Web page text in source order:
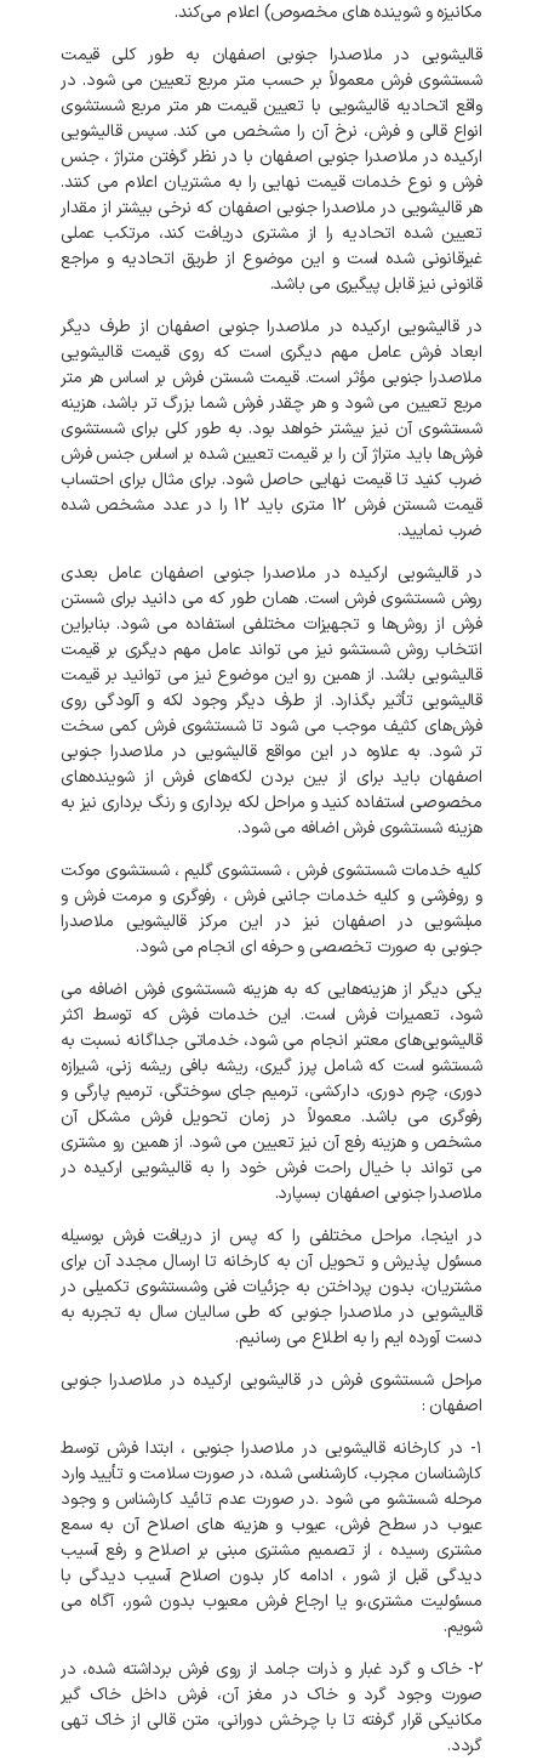
مکانیزه و شوینده‌ های مخصوص) اعلام می‌کند.
قالیشویی در ملاصدرا جنوبی اصفهان به طور کلی قیمت
شستشوی فرش معمولاً بر حسب متر مربع تعیین می شود. در
واقع اتحادیه قالیشویی با تعیین قیمت هر متر مربع شستشوی
انواع قالی و فرش، نرخ آن را مشخص می کند. سپس قالیشویی
ارکیده در ملاصدرا جنوبی اصفهان با در نظر گرفتن متراژ ، جنس
فرش و نوع خدمات قیمت نهایی را به مشتریان اعلام می کنند.
هر قالیشویی در ملاصدرا جنوبی اصفهان که نرخی بیشتر از مقدار
تعیین شده اتحادیه را از مشتری دریافت کند، مرتکب عملی
غیرقانونی شده است و این موضوع از طریق اتحادیه و مراجع
قانونی نیز قابل پیگیری می باشد.
در قالیشویی ارکیده در ملاصدرا جنوبی اصفهان از طرف دیگر
ابعاد فرش عامل مهم دیگری است که روی قیمت قالیشویی
ملاصدرا جنوبی مؤثر است. قیمت شستن فرش بر اساس هر متر
مربع تعیین می شود و هر چقدر فرش شما بزرگ تر باشد، هزینه
شستشوی آن نیز بیشتر خواهد بود. به طور کلی برای شستشوی
فرش‌ها باید متراژ آن را بر قیمت تعیین شده بر اساس جنس فرش
ضرب کنید تا قیمت نهایی حاصل شود. برای مثال برای احتساب
قیمت شستن فرش 12 متری باید 12 را در عدد مشخص شده
ضرب نمایید.
در قالیشویی ارکیده در ملاصدرا جنوبی اصفهان عامل بعدی
روش شستشوی فرش است. همان طور که می دانید برای شستن
فرش از روش‌ها و تجهیزات مختلفی استفاده می شود. بنابراین
انتخاب روش شستشو نیز می تواند عامل مهم دیگری بر قیمت
قالیشویی باشد. از همین رو این موضوع نیز می توانید بر قیمت
قالیشویی تأثیر بگذارد. از طرف دیگر وجود لکه و آلودگی روی
فرش‌های کثیف موجب می شود تا شستشوی فرش کمی سخت
تر شود. به علاوه در این مواقع قالیشویی در ملاصدرا جنوبی
اصفهان باید برای از بین بردن لکه‌های فرش از شوینده‌های
مخصوصی استفاده کنید و مراحل لکه برداری و رنگ برداری نیز به
هزینه شستشوی فرش اضافه می شود.
کلیه خدمات شستشوی فرش ، شستشوی گلیم ، شستشوی موکت
و روفرشی و کلیه خدمات جانبی فرش ، رفوگری و مرمت فرش و
مبلشویی در اصفهان نیز در این مرکز قالیشویی ملاصدرا
جنوبی به صورت تخصصی و حرفه ای انجام می شود.
یکی دیگر از هزینه‌هایی که به هزینه شستشوی فرش اضافه می
شود، تعمیرات فرش است. این خدمات فرش که توسط اکثر
قالیشویی‌های معتبر انجام می شود، خدماتی جداگانه نسبت به
شستشو است که شامل پرز گیری، ریشه بافی ریشه زنی، شیرازه
دوری، چرم دوری، دارکشی، ترمیم جای سوختگی، ترمیم پارگی و
رفوگری می باشد. معمولاً در زمان تحویل فرش مشکل آن
مشخص و هزینه رفع آن نیز تعیین می شود. از همین رو مشتری
می تواند با خیال راحت فرش خود را به قالیشویی ارکیده در
ملاصدرا جنوبی اصفهان بسپارد.
در اینجا، مراحل مختلفی را که پس از دریافت فرش بوسیله
مسئول پذیرش و تحویل آن به کارخانه تا ارسال مجدد آن برای
مشتریان، بدون پرداختن به جزئیات فنی وشستشوی تکمیلی در
قالیشویی در ملاصدرا جنوبی که طی سالیان سال به تجربه به
دست آورده ایم را به اطلاع می رسانیم.
مراحل شستشوی فرش در قالیشویی ارکیده در ملاصدرا جنوبی
اصفهان :
۱- در کارخانه
قالیشویی در ملاصدرا جنوبی ، ابتدا فرش توسط
کارشناسان مجرب، کارشناسی شده، در صورت سلامت و تأیید وارد
مرحله شستشو می شود .در صورت عدم تائید کارشناس و وجود
عیوب در سطح فرش، عیوب و هزینه های اصلاح آن به سمع
مشتری رسیده ، از تصمیم مشتری مبنی بر اصلاح و رفع آسیب
دیدگی قبل از شور ، ادامه کار بدون اصلاح آسیب دیدگی با
مسئولیت مشتری،و یا ارجاع فرش معیوب بدون شور، آگاه می
شویم.
۲- خاک و گرد غبار و ذرات جامد از روی فرش برداشته شده، در
صورت وجود گرد و خاک در مغز آن، فرش داخل خاک گیر
مکانیکی قرار گرفته تا با چرخش دورانی، متن قالی از خاک تهی
گردد.